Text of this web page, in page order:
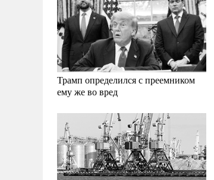
Трамп определился с преемником
ему же во вред